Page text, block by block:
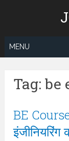
MENU
Tag:be
BE
इंजीनियरिंग